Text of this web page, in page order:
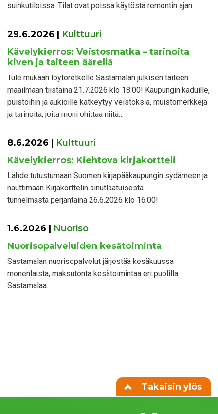
suihkutiloissa. Tilat ovat poissa käytöstä remontin ajan.
29.6.2026 | Kulttuuri
Kävelykierros: Veistosmatka – tarinoita
kiven ja taiteen äärellä
Tule mukaan löytöretkelle Sastamalan julkisen taiteen
maailmaan tiistaina 21.7.2026 klo 18.00! Kaupungin kaduille,
puistoihin ja aukioille kätkeytyy veistoksia, muistomerkkejä
ja tarinoita, joita moni ohittaa niitä…
8.6.2026 | Kulttuuri
Kävelykierros: Kiehtova kirjakortteli
Lähde tutustumaan Suomen kirjapääkaupungin sydämeen ja
nauttimaan Kirjakorttelin ainutlaatuisesta
tunnelmasta perjantaina 26.6.2026 klo 16.00!
1.6.2026 | Nuoriso
Nuorisopalveluiden kesätoiminta
Sastamalan nuorisopalvelut järjestää kesäkuussa
monenlaista, maksutonta kesätoimintaa eri puolilla
Sastamalaa.
Takaisin ylös